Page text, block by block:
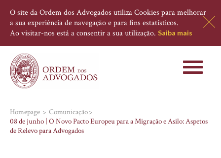
O site da Ordem dos Advogados utiliza Cookies para melhorar
a sua experiência de navegação e para fins estatísticos.
Ao visitar-nos está a consentir a sua utilização. Saiba mais
Toggle
Homepage
Comunicação
08 de junho | O Novo Pacto Europeu para a Migração e Asilo: Aspetos
de Relevo para Advogados